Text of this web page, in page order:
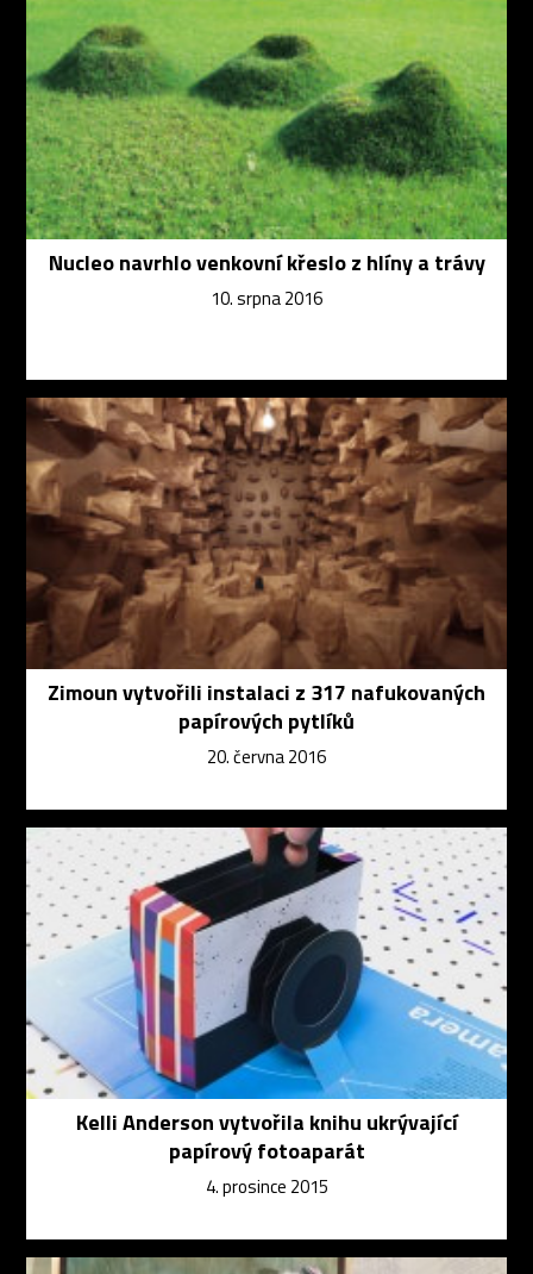
Nucleo navrhlo venkovní křeslo z hlíny a trávy
10. srpna 2016
Zimoun vytvořili instalaci z 317 nafukovaných
papírových pytlíků
20. června 2016
Kelli Anderson vytvořila knihu ukrývající
papírový fotoaparát
4. prosince 2015